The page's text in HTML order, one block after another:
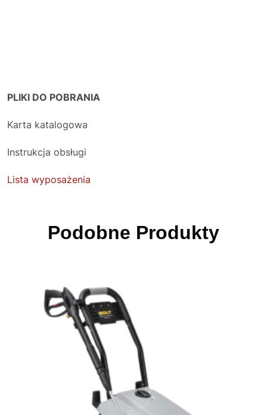
PLIKI DO POBRANIA
Karta katalogowa
Instrukcja obsługi
Lista wyposażenia
Podobne Produkty